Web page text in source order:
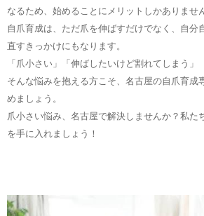
なるため、始めることにメリットしかありませ
自爪育成は、ただ爪を伸ばすだけでなく、自分
直すきっかけにもなります。
「爪小さい」「伸ばしたいけど割れてしまう」
そんな悩みを抱える方こそ、名古屋の自爪育成
めましょう。
爪小さい悩み、名古屋で解決しませんか？私た
を手に入れましょう！